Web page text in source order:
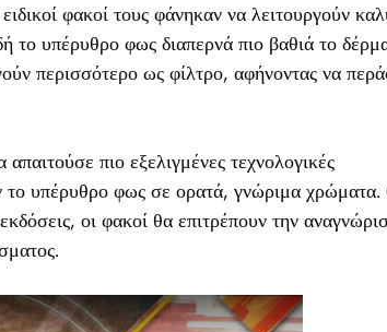
φακοί τους φάνηκαν να λειτουργούν
το υπέρυθρο φως διαπερνά πιο βαθιά το
περισσότερο ως φίλτρο, αφήνοντας να
πιο εξελιγμένες τεχνολογικές
το υπέρυθρο φως σε ορατά, γνώριμα χρώματα.
οι φακοί θα επιτρέπουν την